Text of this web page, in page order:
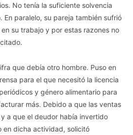
No tenía la suficiente solvencia
En paralelo, su pareja también sufrió
su trabajo y por estas razones no
que debía otro hombre. Puso en
para el que necesitó la licencia
y género alimentario para
más. Debido a que las ventas
a que el deudor había invertido
en dicha actividad, solicitó